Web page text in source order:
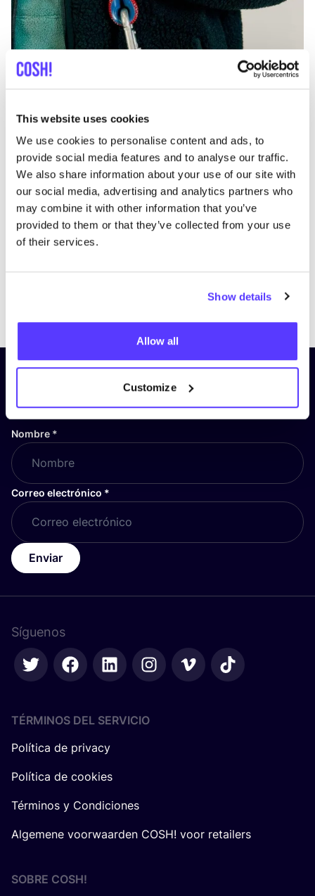
This website uses cookies
We use cookies to personalise content and ads, to
provide social media features and to analyse our traffic.
We also share information about your use of our site with
our social media, advertising and analytics partners who
may combine it with other information that you’ve
provided to them or that they’ve collected from your use
of their services.
Show details
Allow all
Customize
PreviousNext
¡Suscríbete a nuestro boletín
y mantente informado!
Nombre *
Correo electrónico *
Enviar
Síguenos
TÉRMINOS DEL SERVICIO
Política de privacy
Política de cookies
Términos y Condiciones
Algemene voorwaarden COSH! voor retailers
SOBRE COSH!